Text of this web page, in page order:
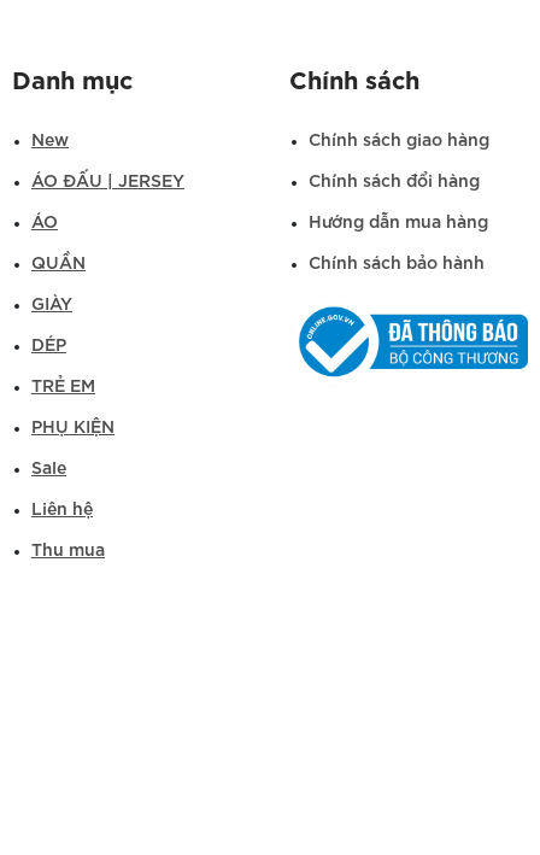
Danh mục
New
ÁO ĐẤU | JERSEY
ÁO
QUẦN
GIÀY
DÉP
TRẺ EM
PHỤ KIỆN
Sale
Liên hệ
Thu mua
Chính sách
Chính sách giao hàng
Chính sách đổi hàng
Hướng dẫn mua hàng
Chính sách bảo hành